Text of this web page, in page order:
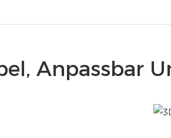
Anpassbar